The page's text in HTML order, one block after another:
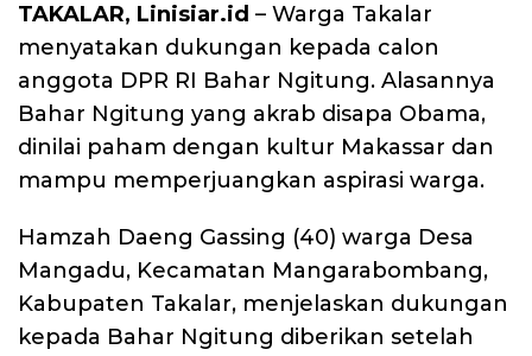
TAKALAR, Linisiar.id – Warga Takalar
menyatakan dukungan kepada calon
anggota DPR RI Bahar Ngitung. Alasannya
Bahar Ngitung yang akrab disapa Obama,
dinilai paham dengan kultur Makassar dan
mampu memperjuangkan aspirasi warga.
Hamzah Daeng Gassing (40) warga Desa
Mangadu, Kecamatan Mangarabombang,
Kabupaten Takalar, menjelaskan dukungan
kepada Bahar Ngitung diberikan setelah